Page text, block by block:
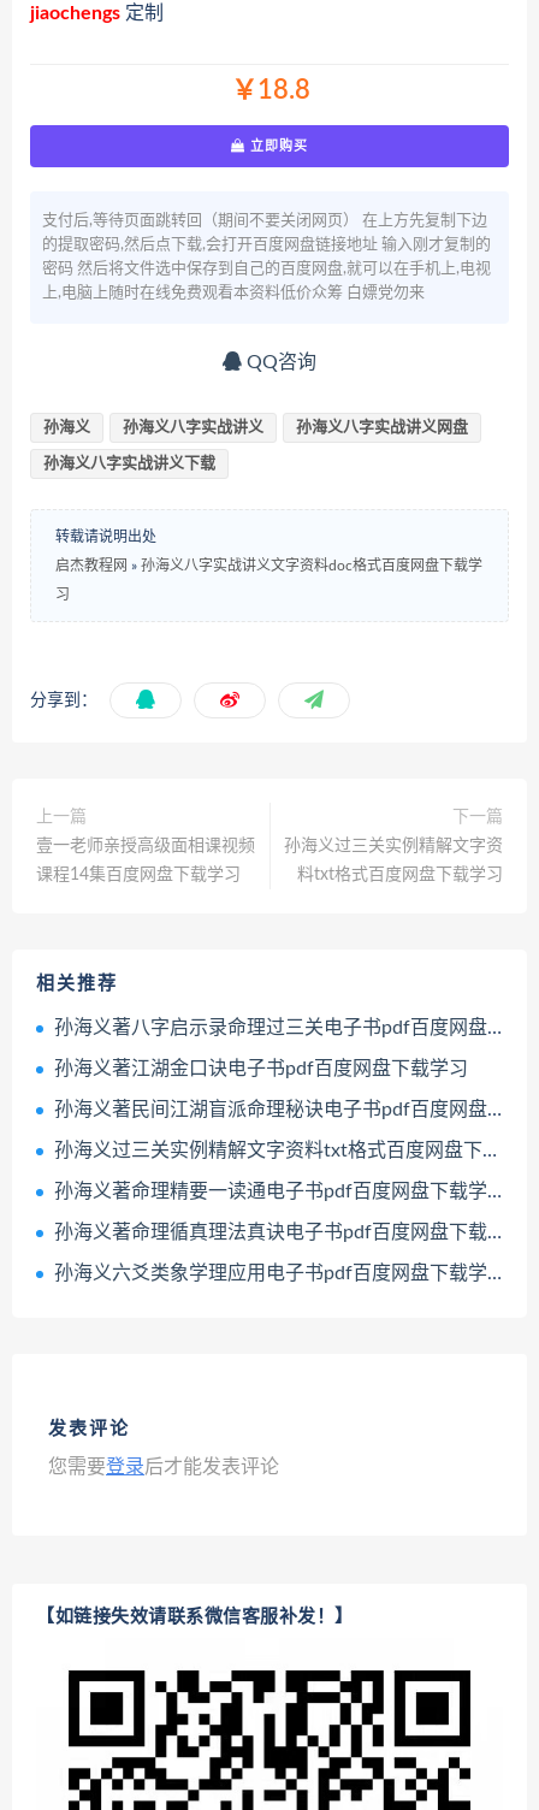
jiaochengs 定制
￥18.8
立即购买
支付后,等待页面跳转回（期间不要关闭网页） 在上方先复制下边
的提取密码,然后点下载,会打开百度网盘链接地址 输入刚才复制的
密码 然后将文件选中保存到自己的百度网盘,就可以在手机上,电视
上,电脑上随时在线免费观看本资料低价众筹 白嫖党勿来
QQ咨询
孙海义 孙海义八字实战讲义 孙海义八字实战讲义网盘
孙海义八字实战讲义下载
转载请说明出处
启杰教程网 » 孙海义八字实战讲义文字资料doc格式百度网盘下载学
习
分享到：
上一篇
壹一老师亲授高级面相课视频
课程14集百度网盘下载学习
下一篇
孙海义过三关实例精解文字资
料txt格式百度网盘下载学习
相关推荐
孙海义著八字启示录命理过三关电子书pdf百度网盘下载学习
孙海义著江湖金口诀电子书pdf百度网盘下载学习
孙海义著民间江湖盲派命理秘诀电子书pdf百度网盘下载学习
孙海义过三关实例精解文字资料txt格式百度网盘下载学习
孙海义著命理精要一读通电子书pdf百度网盘下载学习
孙海义著命理循真理法真诀电子书pdf百度网盘下载学习
孙海义六爻类象学理应用电子书pdf百度网盘下载学习
发表评论
您需要登录后才能发表评论
【如链接失效请联系微信客服补发！】